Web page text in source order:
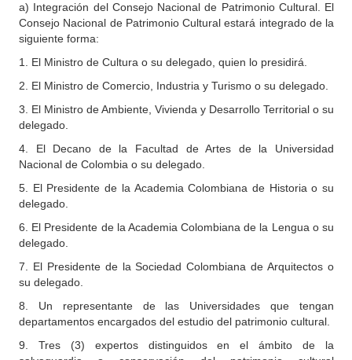
a) Integración del Consejo Nacional de Patrimonio Cultural. El
Consejo Nacional de Patrimonio Cultural estará integrado de la
siguiente forma:
1. El Ministro de Cultura o su delegado, quien lo presidirá.
2. El Ministro de Comercio, Industria y Turismo o su delegado.
3. El Ministro de Ambiente, Vivienda y Desarrollo Territorial o su
delegado.
4. El Decano de la Facultad de Artes de la Universidad
Nacional de Colombia o su delegado.
5. El Presidente de la Academia Colombiana de Historia o su
delegado.
6. El Presidente de la Academia Colombiana de la Lengua o su
delegado.
7. El Presidente de la Sociedad Colombiana de Arquitectos o
su delegado.
8. Un representante de las Universidades que tengan
departamentos encargados del estudio del patrimonio cultural.
9. Tres (3) expertos distinguidos en el ámbito de la